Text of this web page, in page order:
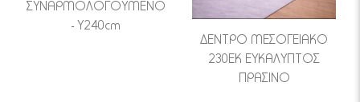
ΣΥΝΑΡΜΟΛΟΓΟΥΜΕΝΟ
- Υ240cm
ΔΕΝΤΡΟ ΜΕΣΟΓΕΙΑΚΟ
230ΕΚ ΕΥΚΑΛΥΠΤΟΣ
ΠΡΑΣΙΝΟ